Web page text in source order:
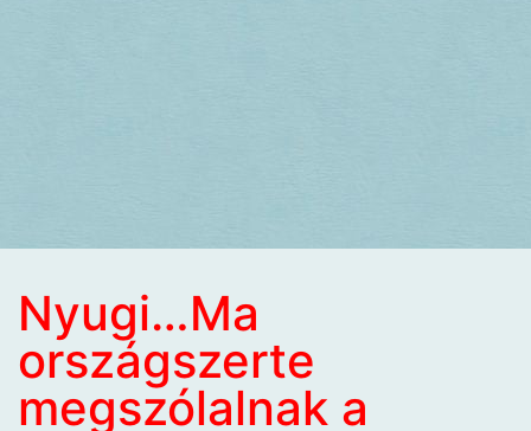
Nyugi…Ma
országszerte
megszólalnak a